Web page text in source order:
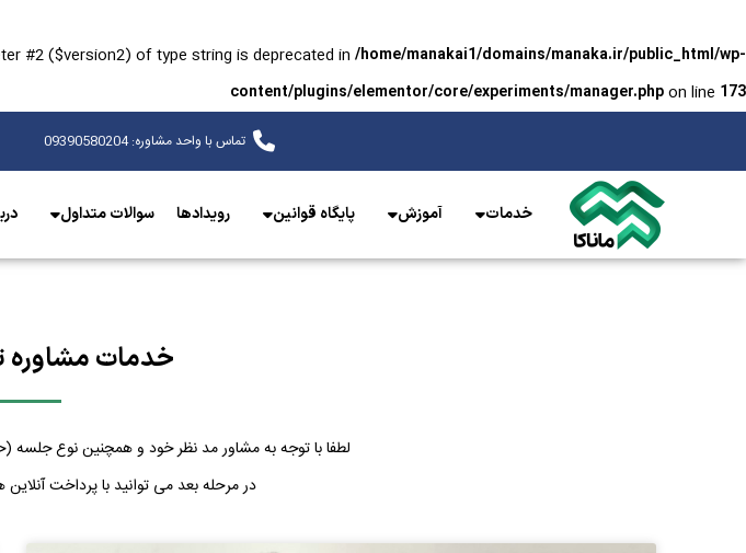
#2 ($version2) of type string is deprecated in /home/manakai1/domains/manaka.ir/public_html/wp-
content/plugins/elementor/core/experiments/manager.phpon line 173
تماس با واحد مشاوره: 09390580204
خدمات آموزش پایگاه قوانین رویدادها سوالات متداول
خدمات مشاوره
لطفا با توجه به مشاور مد نظر خود و همچنین نوع جلسه
در مرحله بعد می توانید با پرداخت